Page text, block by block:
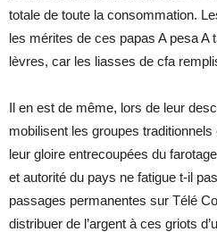
totale de toute la consommation.
les mérites de ces papas A pesa A
lèvres, car les liasses de cfa
Il en est de même, lors de leur
mobilisent les groupes
leur gloire entrecoupées du
et autorité du pays ne fatigue t-il
passages permanentes sur Télé
distribuer de l’argent à ces griots